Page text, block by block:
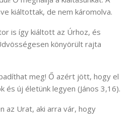
kiáltottak, de nem káromolva.
is így kiáltott az Úrhoz, és
könyörült rajta
meg! Ő azért jött, hogy el
és új életünk legyen (János 3,16).
az Urat, aki arra vár, hogy